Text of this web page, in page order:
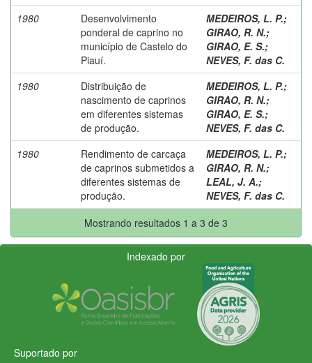
1980
Desenvolvimento
ponderal de caprino no
município de Castelo do
Piauí.
MEDEIROS, L. P.;
GIRAO, R. N.;
GIRAO, E. S.;
NEVES, F. das C.
1980
Distribuição de
nascimento de caprinos
em diferentes sistemas
de produção.
MEDEIROS, L. P.;
GIRAO, R. N.;
GIRAO, E. S.;
NEVES, F. das C.
1980
Rendimento de carcaça
de caprinos submetidos a
diferentes sistemas de
produção.
MEDEIROS, L. P.;
GIRAO, R. N.;
LEAL, J. A.;
NEVES, F. das C.
Mostrando resultados 1 a 3 de 3
Indexado por
Suportado por